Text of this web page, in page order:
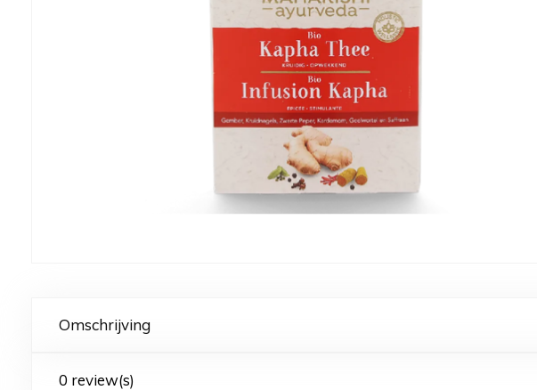
Omschrijving
0 review(s)